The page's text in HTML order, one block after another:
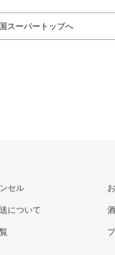
スーパートップへ
セル
について